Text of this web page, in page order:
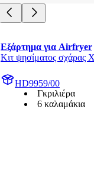
Εξάρτημα για Airfryer
Κιτ ψησίματος σχάρας
HD9959/00
Γκριλιέρα
6 καλαμάκια